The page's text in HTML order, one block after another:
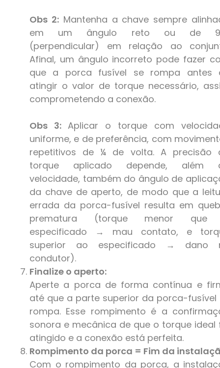
Obs 2:Mantenha a chave sempre
em um ângulo reto ou de
(perpendicular) em relação ao
Afinal, um ângulo incorreto pode fazer
que a porca fusível se rompa antes
atingir o valor de torque necessário,
comprometendo a conexão.
Obs 3: Aplicar o torque com
uniforme, e de preferência, com
repetitivos de ¼ de volta. A precisão
torque aplicado depende, além
velocidade, também do ângulo de
da chave de aperto, de modo que a
errada da porca-fusível resulta em
prematura (torque menor
especificado → mau contato, e
superior ao especificado → dano
condutor).
Finalize o aperto:
Aperte a porca de forma contínua e
até que a parte superior da porca-fusível
rompa. Esse rompimento é a
sonora e mecânica de que o torque ideal
atingido e a conexão está perfeita.
Rompimento da porca = Fim da
Com o rompimento da porca, a